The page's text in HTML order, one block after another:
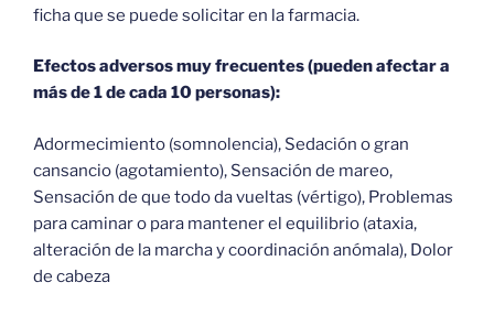
ficha que se puede solicitar en la farmacia.
Efectos adversos muy frecuentes (pueden afectar a
más de 1 de cada 10 personas):
Adormecimiento (somnolencia), Sedación o gran
cansancio (agotamiento), Sensación de mareo,
Sensación de que todo da vueltas (vértigo), Problemas
para caminar o para mantener el equilibrio (ataxia,
alteración de la marcha y coordinación anómala), Dolor
de cabeza